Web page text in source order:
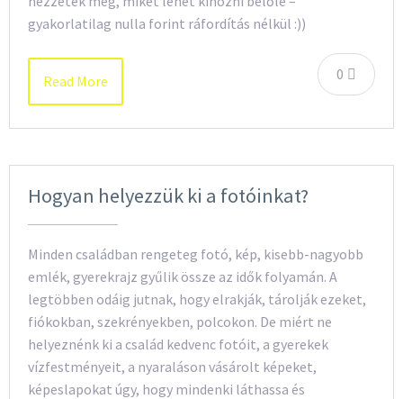
gyakorlatilag nulla forint ráfordítás nélkül :))
0
Read More
Hogyan helyezzük ki a fotóinkat?
Minden családban rengeteg fotó, kép, kisebb-nagyobb
emlék, gyerekrajz gyűlik össze az idők folyamán. A
legtöbben odáig jutnak, hogy elrakják, tárolják ezeket,
fiókokban, szekrényekben, polcokon. De miért ne
helyeznénk ki a család kedvenc fotóit, a gyerekek
vízfestményeit, a nyaraláson vásárolt képeket,
képeslapokat úgy, hogy mindenki láthassa és